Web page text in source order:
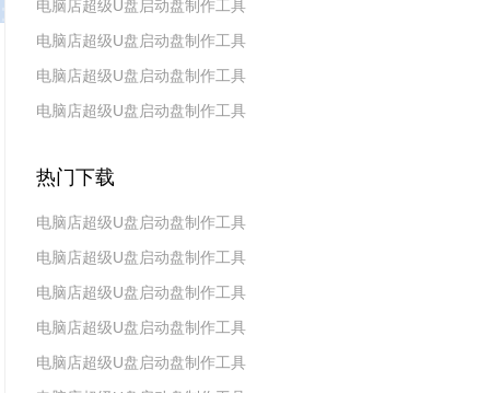
v7.5_2604
电脑店超级U盘启动盘制作工具
v7.5_2602
电脑店超级U盘启动盘制作工具
v7.5_2511
电脑店超级U盘启动盘制作工具
v7.5_2509
电脑店超级U盘启动盘制作工具
热门下载
电脑店超级U盘启动盘制作工具
v7.5_2606
电脑店超级U盘启动盘制作工具
v7.5_2604
电脑店超级U盘启动盘制作工具
v7.5_2602
电脑店超级U盘启动盘制作工具
v7.5 2019(天蓬元帅版)
电脑店超级U盘启动盘制作工具